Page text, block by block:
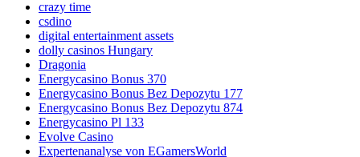
crazy time
csdino
digital entertainment assets
dolly casinos Hungary
Dragonia
Energycasino Bonus 370
Energycasino Bonus Bez Depozytu 177
Energycasino Bonus Bez Depozytu 874
Energycasino Pl 133
Evolve Casino
Expertenanalyse von EGamersWorld